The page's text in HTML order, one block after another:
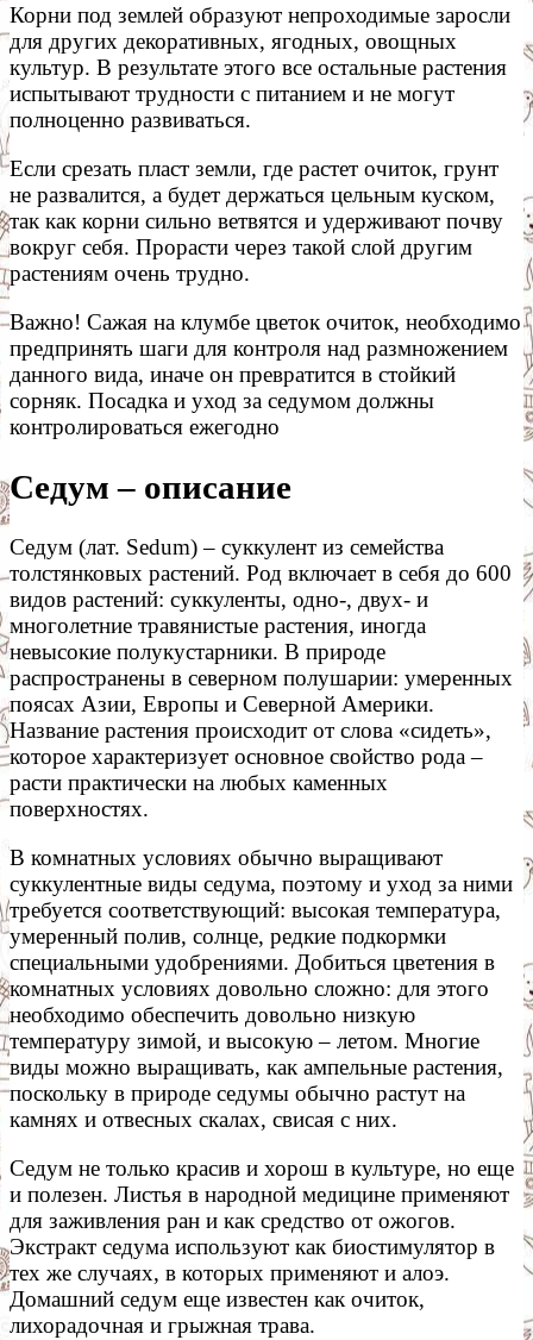
Корни под землей образуют непроходимые заросли
для других декоративных, ягодных, овощных
культур. В результате этого все остальные растения
испытывают трудности с питанием и не могут
полноценно развиваться.
Если срезать пласт земли, где растет очиток, грунт
не развалится, а будет держаться цельным куском,
так как корни сильно ветвятся и удерживают почву
вокруг себя. Прорасти через такой слой другим
растениям очень трудно.
Важно! Сажая на клумбе цветок очиток, необходимо
предпринять шаги для контроля над размножением
данного вида, иначе он превратится в стойкий
сорняк. Посадка и уход за седумом должны
контролироваться ежегодно
Седум – описание
Седум (лат. Sedum) – суккулент из семейства
толстянковых растений. Род включает в себя до 600
видов растений: суккуленты, одно-, двух- и
многолетние травянистые растения, иногда
невысокие полукустарники. В природе
распространены в северном полушарии: умеренных
поясах Азии, Европы и Северной Америки.
Название растения происходит от слова «сидеть»,
которое характеризует основное свойство рода –
расти практически на любых каменных
поверхностях.
В комнатных условиях обычно выращивают
суккулентные виды седума, поэтому и уход за ними
требуется соответствующий: высокая температура,
умеренный полив, солнце, редкие подкормки
специальными удобрениями. Добиться цветения в
комнатных условиях довольно сложно: для этого
необходимо обеспечить довольно низкую
температуру зимой, и высокую – летом. Многие
виды можно выращивать, как ампельные растения,
поскольку в природе седумы обычно растут на
камнях и отвесных скалах, свисая с них.
Седум не только красив и хорош в культуре, но еще
и полезен. Листья в народной медицине применяют
для заживления ран и как средство от ожогов.
Экстракт седума используют как биостимулятор в
тех же случаях, в которых применяют и алоэ.
Домашний седум еще известен как очиток,
лихорадочная и грыжная трава.